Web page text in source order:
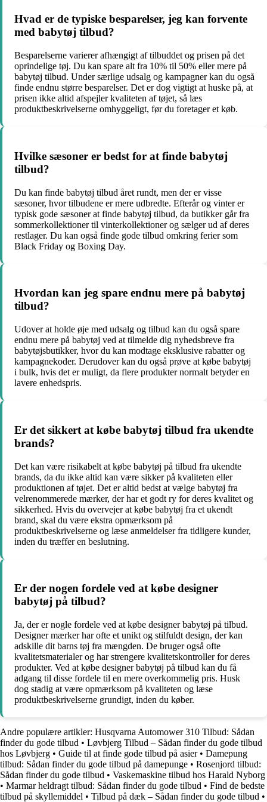
Hvad er de typiske besparelser, jeg kan forvente
med babytøj tilbud?
Besparelserne varierer afhængigt af tilbuddet og prisen på det
oprindelige tøj. Du kan spare alt fra 10% til 50% eller mere på
babytøj tilbud. Under særlige udsalg og kampagner kan du også
finde endnu større besparelser. Det er dog vigtigt at huske på, at
prisen ikke altid afspejler kvaliteten af ​​tøjet, så læs
produktbeskrivelserne omhyggeligt, før du foretager et køb.
Hvilke sæsoner er bedst for at finde babytøj
tilbud?
Du kan finde babytøj tilbud året rundt, men der er visse
sæsoner, hvor tilbudene er mere udbredte. Efterår og vinter er
typisk gode sæsoner at finde babytøj tilbud, da butikker går fra
sommerkollektioner til vinterkollektioner og sælger ud af deres
restlager. Du kan også finde gode tilbud omkring ferier som
Black Friday og Boxing Day.
Hvordan kan jeg spare endnu mere på babytøj
tilbud?
Udover at holde øje med udsalg og tilbud kan du også spare
endnu mere på babytøj ved at tilmelde dig nyhedsbreve fra
babytøjsbutikker, hvor du kan modtage eksklusive rabatter og
kampagnekoder. Derudover kan du også prøve at købe babytøj
i bulk, hvis det er muligt, da flere produkter normalt betyder en
lavere enhedspris.
Er det sikkert at købe babytøj tilbud fra ukendte
brands?
Det kan være risikabelt at købe babytøj på tilbud fra ukendte
brands, da du ikke altid kan være sikker på kvaliteten eller
produktionen af ​​tøjet. Det er altid bedst at vælge babytøj fra
velrenommerede mærker, der har et godt ry for deres kvalitet og
sikkerhed. Hvis du overvejer at købe babytøj fra et ukendt
brand, skal du være ekstra opmærksom på
produktbeskrivelserne og læse anmeldelser fra tidligere kunder,
inden du træffer en beslutning.
Er der nogen fordele ved at købe designer
babytøj på tilbud?
Ja, der er nogle fordele ved at købe designer babytøj på tilbud.
Designer mærker har ofte et unikt og stilfuldt design, der kan
adskille dit barns tøj fra mængden. De bruger også ofte
kvalitetsmaterialer og har strengere kvalitetskontroller for deres
produkter. Ved at købe designer babytøj på tilbud kan du få
adgang til disse fordele til en mere overkommelig pris. Husk
dog stadig at være opmærksom på kvaliteten og læse
produktbeskrivelserne grundigt, inden du køber.
Andre populære artikler: Husqvarna Automower 310 Tilbud: Sådan
finder du gode tilbud • Løvbjerg Tilbud – Sådan finder du gode tilbud
hos Løvbjerg • Guide til at finde gode tilbud på asier• Damepung
tilbud: Sådan finder du gode tilbud på damepunge • Rosenjord tilbud:
Sådan finder du gode tilbud • Vaskemaskine tilbud hos Harald Nyborg
• Marmar heldragt tilbud: Sådan finder du gode tilbud • Find de bedste
tilbud på skyllemiddel • Tilbud på dæk – Sådan finder du gode tilbud •